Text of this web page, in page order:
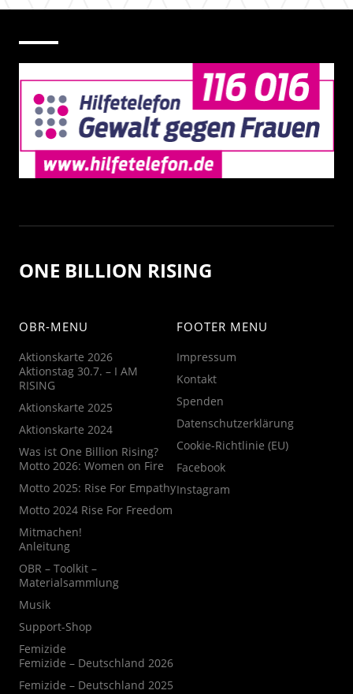
ONE BILLION RISING
OBR-MENU
Aktionskarte 2026
Aktionstag 30.7. – I AM
RISING
Aktionskarte 2025
Aktionskarte 2024
Was ist One Billion Rising?
Motto 2026: Women on Fire
Motto 2025: Rise For Empathy
Motto 2024 Rise For Freedom
Mitmachen!
Anleitung
OBR – Toolkit –
Materialsammlung
Musik
Support-Shop
Femizide
Femizide – Deutschland 2026
Femizide – Deutschland 2025
FOOTER MENU
Impressum
Kontakt
Spenden
Datenschutzerklärung
Cookie-Richtlinie (EU)
Facebook
Instagram